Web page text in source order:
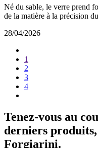
Né du sable, le verre prend
de la matière à la précision
28/04/2026
1
2
3
4
Tenez-vous au
derniers
Forgiarini.